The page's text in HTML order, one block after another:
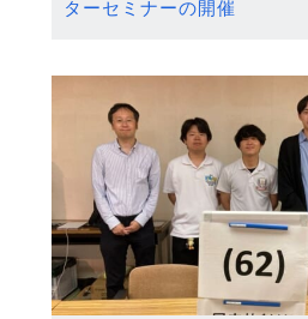
ターセミナーの開催